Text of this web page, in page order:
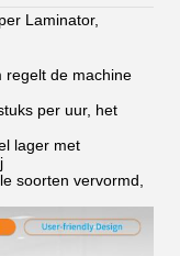
Laminator,
regelt de machine
per uur, het
lager met
soorten vervormd,